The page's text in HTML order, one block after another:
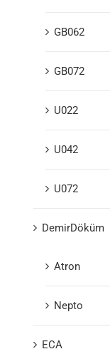
GB062
GB072
U022
U042
U072
DemirDöküm
Atron
Nepto
ECA